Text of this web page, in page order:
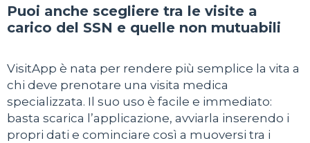
Puoi anche scegliere tra le visite a
carico del SSN e quelle non mutuabili
VisitApp è nata per rendere più semplice la vita a
chi deve prenotare una visita medica
specializzata. Il suo uso è facile e immediato:
basta scarica l’applicazione, avviarla inserendo i
propri dati e cominciare così a muoversi tra i